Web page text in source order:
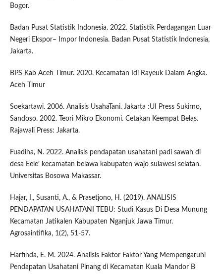
Bogor.
Badan Pusat Statistik Indonesia. 2022. Statistik Perdagangan Luar
Negeri Ekspor– Impor Indonesia. Badan Pusat Statistik Indonesia,
Jakarta.
BPS Kab Aceh Timur. 2020. Kecamatan Idi Rayeuk Dalam Angka.
Aceh Timur
Soekartawi. 2006. Analisis UsahaTani. Jakarta :UI Press Sukirno,
Sandoso. 2002. Teori Mikro Ekonomi. Cetakan Keempat Belas.
Rajawali Press: Jakarta.
Fuadiha, N. 2022. Analisis pendapatan usahatani padi sawah di
desa Eele’ kecamatan belawa kabupaten wajo sulawesi selatan.
Universitas Bosowa Makassar.
Hajar, I., Susanti, A., & Prasetjono, H. (2019). ANALISIS
PENDAPATAN USAHATANI TEBU: Studi Kasus Di Desa Munung
Kecamatan Jatikalen Kabupaten Nganjuk Jawa Timur.
Agrosaintifika, 1(2), 51-57.
Harfinda, E. M. 2024. Analisis Faktor Faktor Yang Mempengaruhi
Pendapatan Usahatani Pinang di Kecamatan Kuala Mandor B